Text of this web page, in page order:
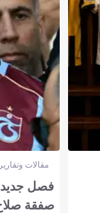
مقالات
فصل جديد
صفقة